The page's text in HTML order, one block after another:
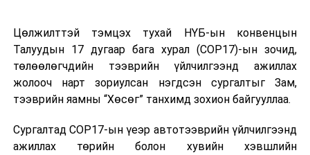
Цөлжилттэй тэмцэх тухай НҮБ-ын конвенцын
Талуудын 17 дугаар бага хурал (COP17)-ын зочид,
төлөөлөгчдийн тээврийн үйлчилгээнд ажиллах
жолооч нарт зориулсан нэгдсэн сургалтыг Зам,
тээврийн яамны “Хөсөг” танхимд зохион байгууллаа.
Сургалтад COP17-ын үеэр автотээврийн үйлчилгээнд
ажиллах төрийн болон хувийн хэвшлийн